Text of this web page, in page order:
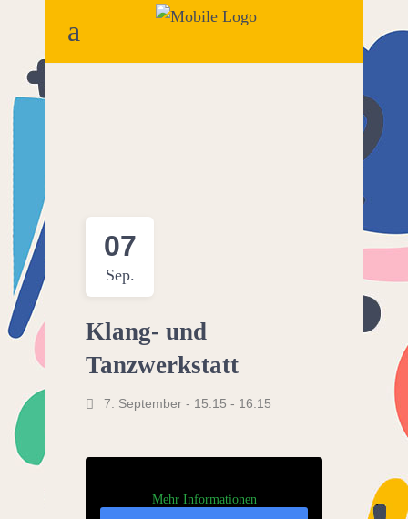
07
Sep.
Klang- und
Tanzwerkstatt
7. September - 15:15 - 16:15
Mehr Informationen